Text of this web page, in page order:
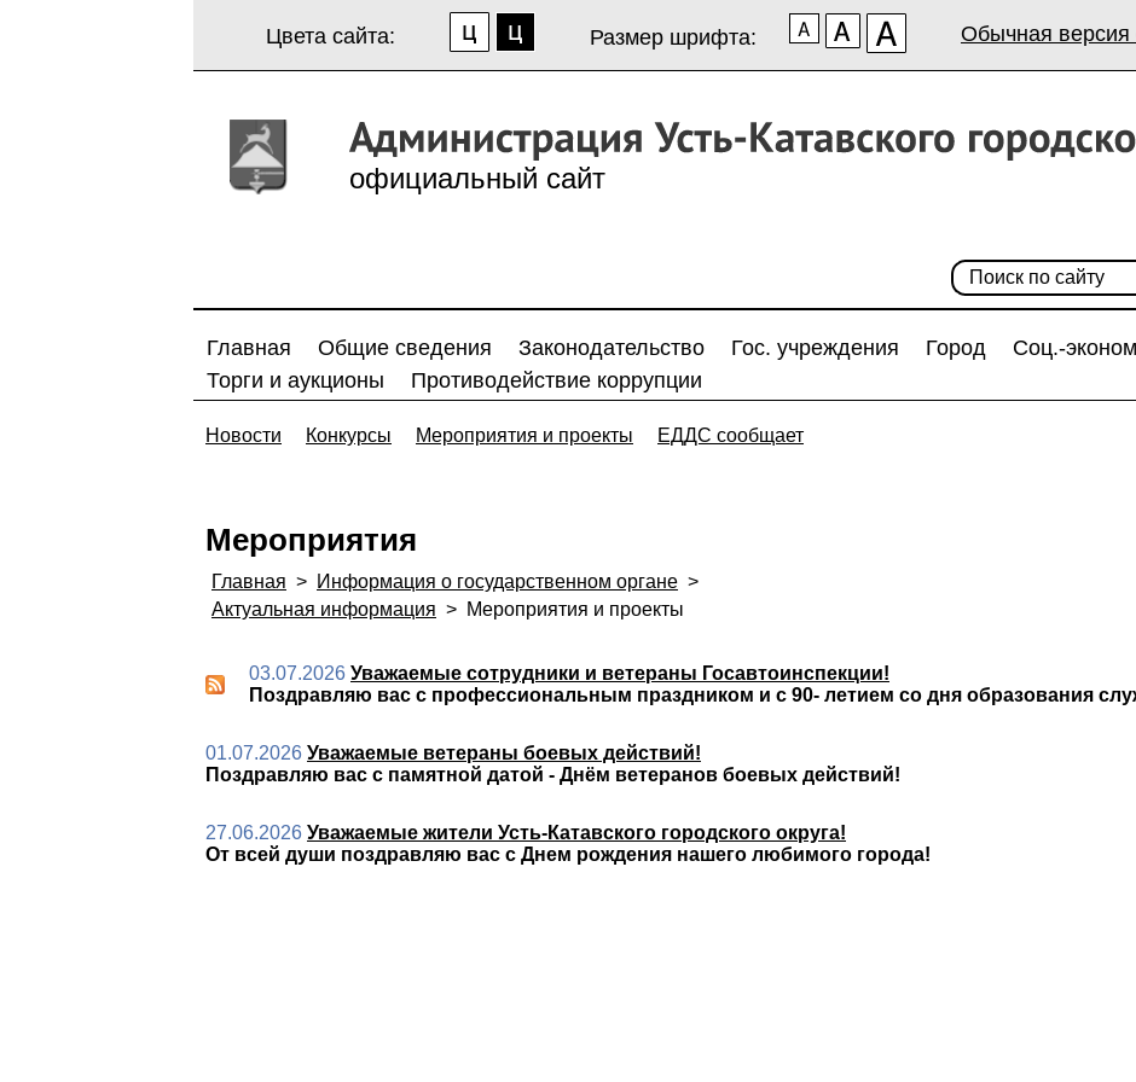
Цвета сайта: Размер шрифта: Обычная версия
официальный сайт
Главная Общие сведения Законодательство Гос. учреждения Город Соц.-
Торги и аукционы
Противодействие коррупции
Новости Конкурсы Мероприятия и проекты ЕДДС сообщает
Мероприятия
Главная > Информация о государственном органе >
Актуальная информация > Мероприятия и проекты
03.07.2026 Уважаемые сотрудники и ветераны Госавтоинспекции!
Поздравляю вас с профессиональным праздником и с 90- летием со дня образования
01.07.2026 Уважаемые ветераны боевых действий!
Поздравляю вас с памятной датой - Днём ветеранов боевых действий!
27.06.2026 Уважаемые жители Усть-Катавского городского округа!
От всей души поздравляю вас с Днем рождения нашего любимого города!